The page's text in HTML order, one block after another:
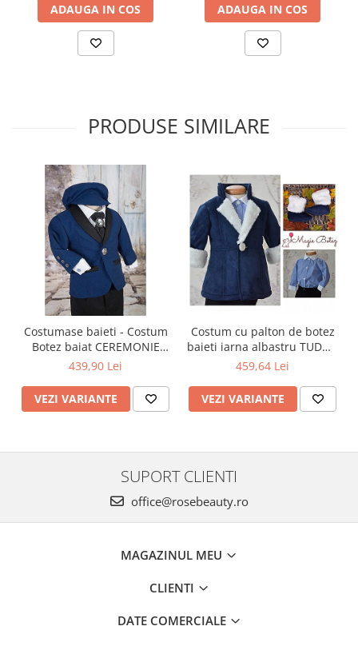
ADAUGA IN COS ADAUGA IN COS
PRODUSE SIMILARE
Costumase baieti - Costum
Botez baiat CEREMONIE
stofa albastra, 6 piese
439,90 Lei
VEZI VARIANTE
Costum cu palton de botez
baieti iarna albastru TUDOR
cu cojocel 4 piese
459,64 Lei
VEZI VARIANTE
SUPORT CLIENTI
office@rosebeauty.ro
MAGAZINUL MEU
CLIENTI
DATE COMERCIALE